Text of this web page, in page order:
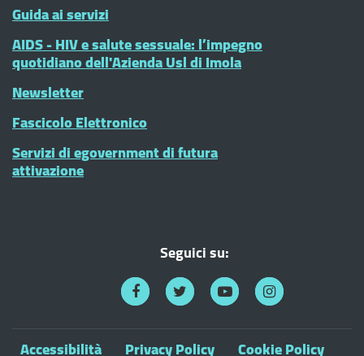
Guida ai servizi
AIDS - HIV e salute sessuale: l’impegno
quotidiano dell'Azienda Usl di Imola
Newsletter
Fascicolo Elettronico
Servizi di egovernment di futura
attivazione
Seguici su:
Accessibilità Privacy Policy Cookie Policy